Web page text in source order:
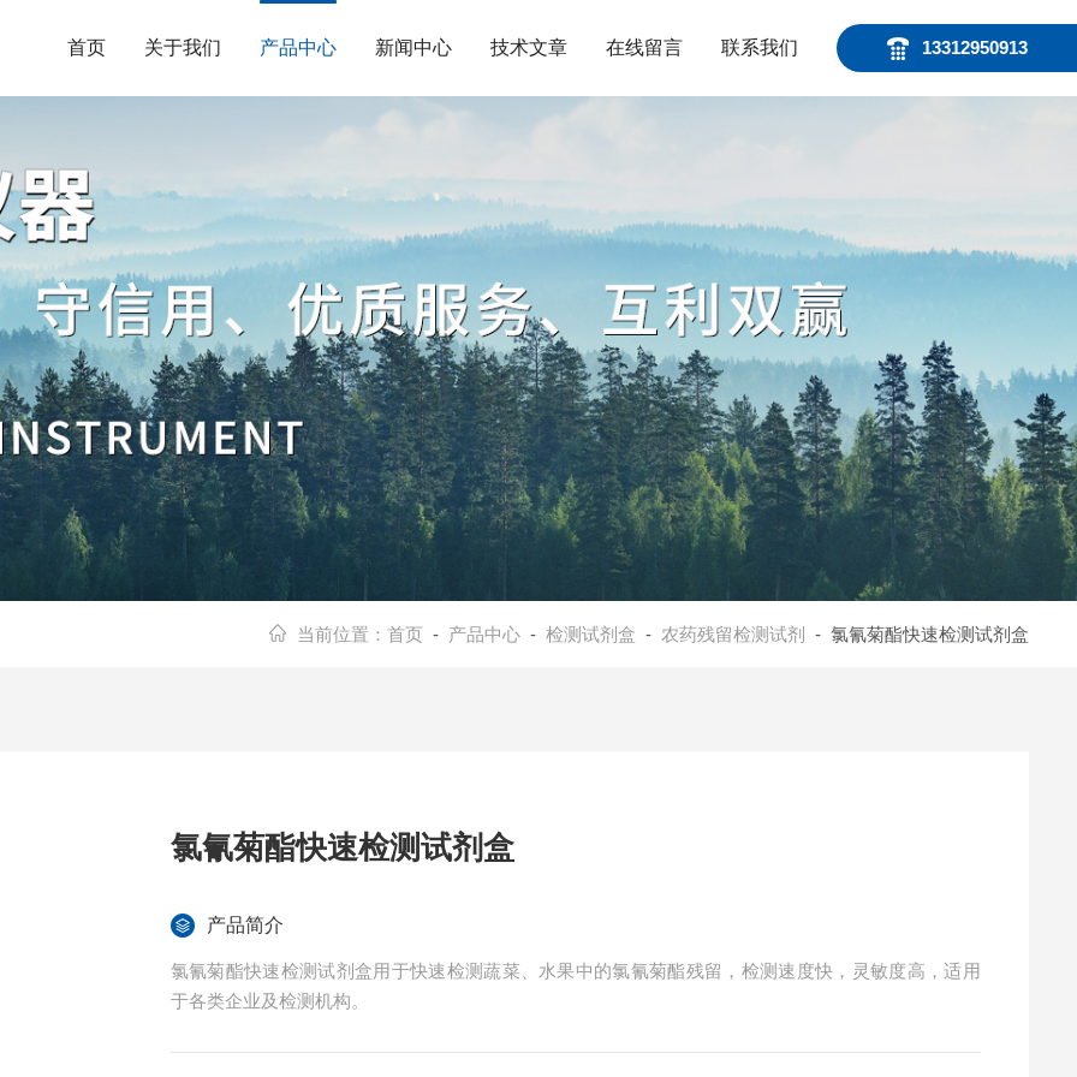
13312950913
首页 关于我们 产品中心 新闻中心 技术文章 在线留言 联系我们
当前位置： 首页 - 产品中心- 检测试剂盒 - 农药残留检测试剂 - 氯氰菊酯快速检测试剂盒
氯氰菊酯快速检测试剂盒
产品简介
氯氰菊酯快速检测试剂盒用于快速检测蔬菜、水果中的氯氰菊酯残留，检测速度快，灵敏度高，适用
于各类企业及检测机构。